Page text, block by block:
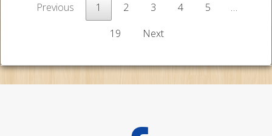
Previous 1 2 3 4 5
…
19
Next